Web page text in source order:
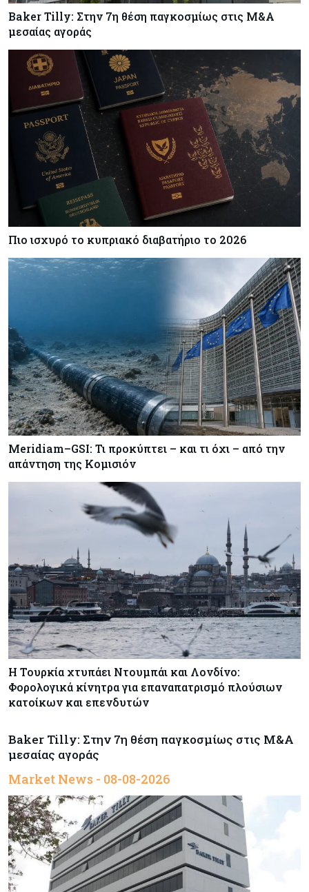
Baker Tilly: Στην 7η θέση παγκοσμίως στις M&A
μεσαίας αγοράς
Πιο ισχυρό το κυπριακό διαβατήριο το 2026
Meridiam–GSI: Τι προκύπτει – και τι όχι – από την
απάντηση της Κομισιόν
Η Τουρκία χτυπάει Ντουμπάι και Λονδίνο:
Φορολογικά κίνητρα για επαναπατρισμό πλούσιων
κατοίκων και επενδυτών
Baker Tilly: Στην 7η θέση παγκοσμίως στις M&A
μεσαίας αγοράς
Market News - 08-08-2026